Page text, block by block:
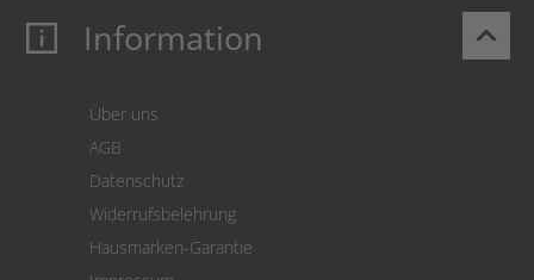
Mein Konto
keyboard_arrow_up
Information
Über uns
AGB
Datenschutz
Widerrufsbelehrung
Hausmarken-Garantie